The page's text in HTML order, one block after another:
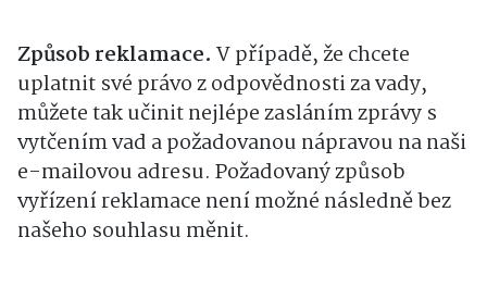
Způsob reklamace. V případě, že chcete
uplatnit své právo z odpovědnosti za vady,
můžete tak učinit nejlépe zasláním zprávy s
vytčením vad a požadovanou nápravou na naši
e-mailovou adresu. Požadovaný způsob
vyřízení reklamace není možné následně bez
našeho souhlasu měnit.